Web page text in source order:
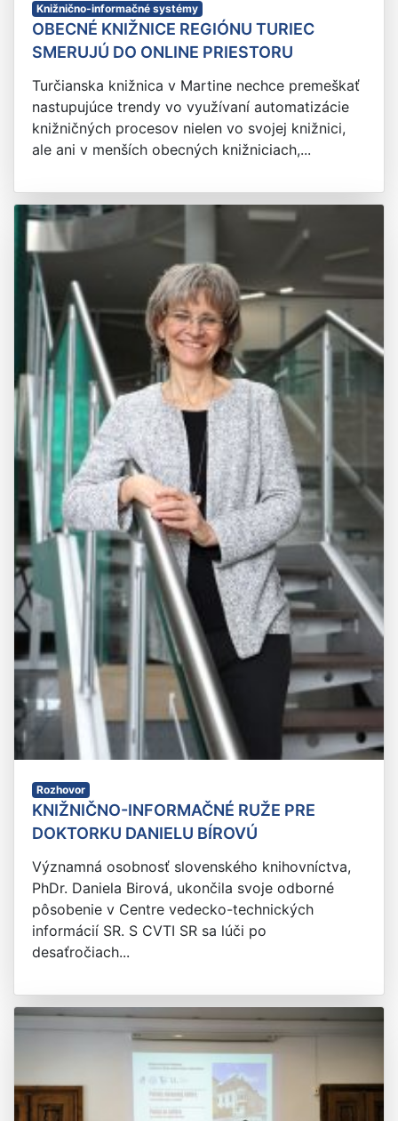
Knižnično-informačné systémy
OBECNÉ KNIŽNICE REGIÓNU TURIEC
SMERUJÚ DO ONLINE PRIESTORU
Turčianska knižnica v Martine nechce premeškať
nastupujúce trendy vo využívaní automatizácie
knižničných procesov nielen vo svojej knižnici,
ale ani v menších obecných knižniciach,...
Rozhovor
KNIŽNIČNO-INFORMAČNÉ RUŽE PRE
DOKTORKU DANIELU BÍROVÚ
Významná osobnosť slovenského knihovníctva,
PhDr. Daniela Birová, ukončila svoje odborné
pôsobenie v Centre vedecko-technických
informácií SR. S CVTI SR sa lúči po
desaťročiach...